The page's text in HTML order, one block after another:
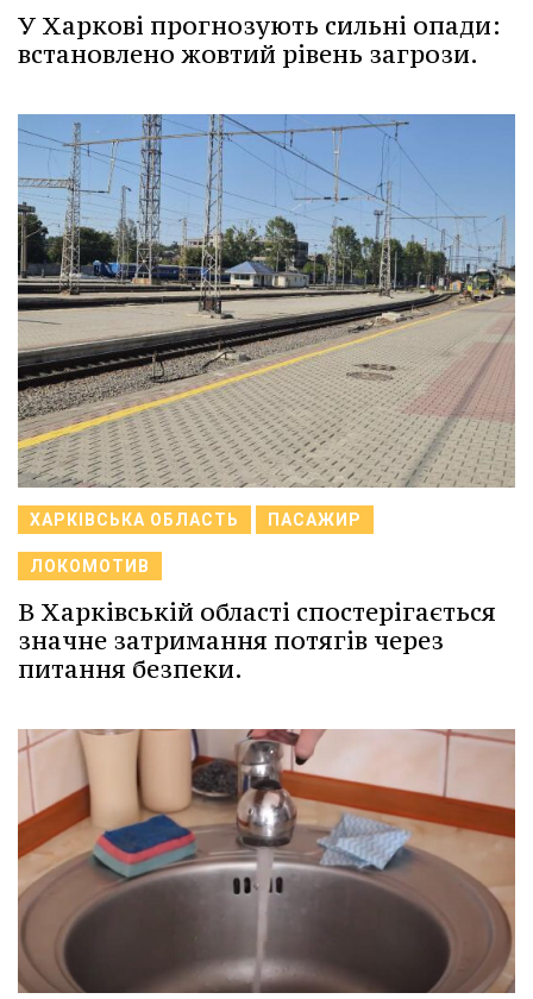
У Харкові прогнозують сильні опади:
встановлено жовтий рівень загрози.
ХАРКІВСЬКА ОБЛАСТЬ ПАСАЖИР
ЛОКОМОТИВ
В Харківській області спостерігається
значне затримання потягів через
питання безпеки.